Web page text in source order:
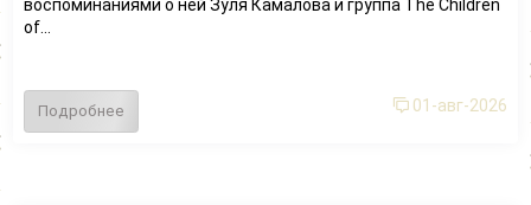
воспоминаниями о ней Зуля Камалова и группа The Children
of...
Подробнее 01-авг-2026